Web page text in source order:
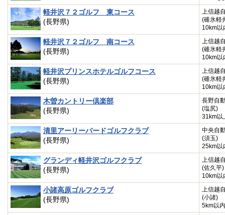
軽井沢７２ゴルフ 東コース
(長野県)
上信越
(碓氷軽
10km以
軽井沢７２ゴルフ 南コース
(長野県)
上信越
(碓氷軽
10km以
軽井沢プリンスホテルゴルフコース
(長野県)
上信越
(碓氷軽
10km以
木曽カントリー倶楽部
(長野県)
長野自
(塩尻)
31km以
清里アーリーバードゴルフクラブ
(長野県)
中央自
(須玉)
25km以
グランディ軽井沢ゴルフクラブ
(長野県)
上信越
(佐久平)
10km以
小諸高原ゴルフクラブ
(長野県)
上信越
(小諸)
5km以内